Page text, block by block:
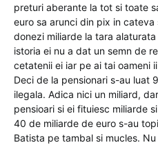
preturi aberante la tot si toate
euro sa arunci din pix in
donezi miliarde la tara
istoria ei nu a dat un semn de
cetatenii ei iar pe ai tai oameni
Deci de la pensionari s-au luat
ilegala. Adica nici un miliard,
pensioari si ei fituiesc miliarde
40 de miliarde de euro s-au
Batista pe tambal si mucles.